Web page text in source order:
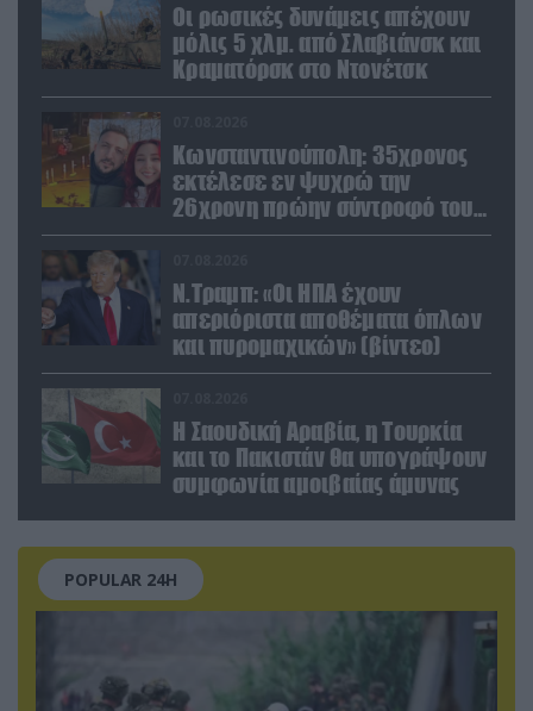
Οι ρωσικές δυνάμεις απέχουν
μόλις 5 χλμ. από Σλαβιάνσκ και
Κραματόρσκ στο Ντονέτσκ
Κωνσταντινούπολη: 35χρονος
εκτέλεσε εν ψυχρώ την
26χρονη πρώην σύντροφό του
έξω από φαρμακείο (βίντεο)
Ν.Τραμπ: «Οι ΗΠΑ έχουν
απεριόριστα αποθέματα όπλων
και πυρομαχικών» (βίντεο)
Η Σαουδική Αραβία, η Τουρκία
και το Πακιστάν θα υπογράψουν
συμφωνία αμοιβαίας άμυνας
POPULAR 24H